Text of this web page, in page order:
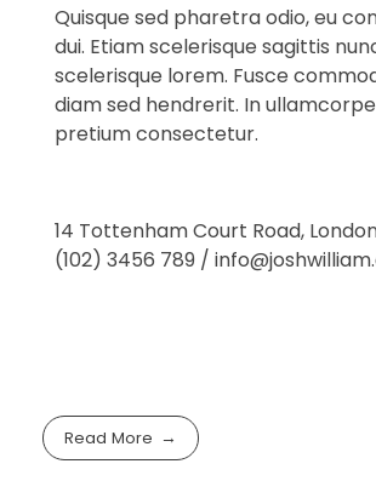
Quisque sed pharetra odio, eu
dui. Etiam scelerisque sagittis
scelerisque lorem. Fusce
diam sed hendrerit. In
pretium consectetur.
14 Tottenham Court Road,
(102) 3456 789 /
Read More